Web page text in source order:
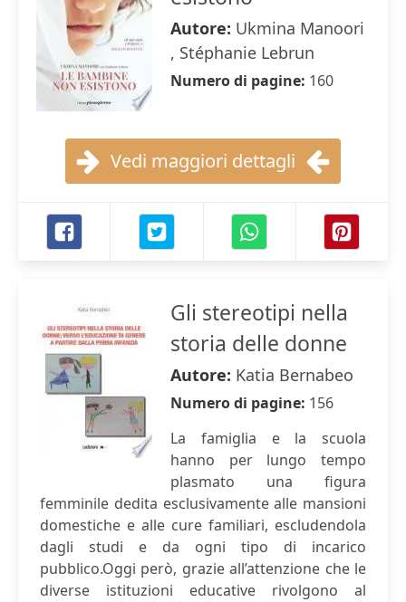
Autore: Ukmina Manoori
, Stéphanie Lebrun
Numero di pagine: 160
Vedi maggiori dettagli
Gli stereotipi nella
storia delle donne
Autore: Katia Bernabeo
Numero di pagine: 156
La famiglia e la scuola
hanno per lungo tempo
plasmato una figura
femminile dedita esclusivamente alle mansioni
domestiche e alle cure familiari, escludendola
dagli studi e da ogni tipo di incarico
pubblico.Oggi però, grazie all’attenzione che le
diverse istituzioni educative rivolgono al